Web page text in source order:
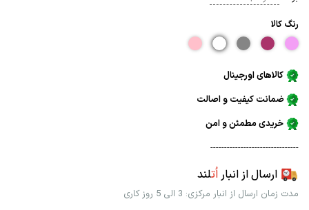
رنگ كالا
کالاهای اورجینال
ضمانت کیفیت و اصالت
خریدی مطمئن و امن
--------------------------------
ارسال از انباراُتلند
مدت زمان ارسال از انبار مرکزی: 3 الی 5 روز کاری